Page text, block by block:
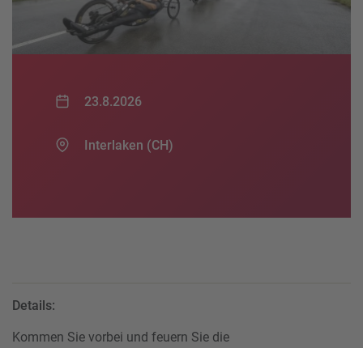
23.8.2026
Interlaken (CH)
Details:
Kommen Sie vorbei und feuern Sie die